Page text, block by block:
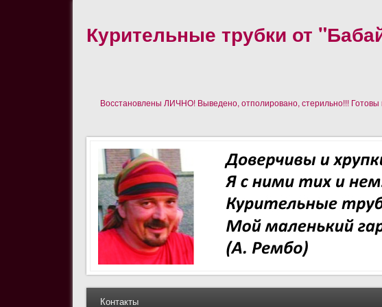
Курительные трубки от
Восстановлены ЛИЧНО! Выведено, отполировано, стерильно!!!
Контакты